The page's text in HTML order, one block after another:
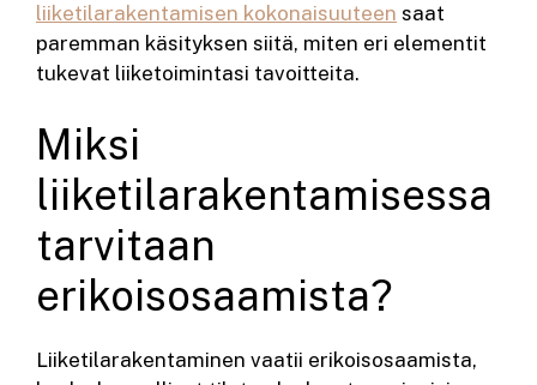
liiketilarakentamisen kokonaisuuteen saat
paremman käsityksen siitä, miten eri elementit
tukevat liiketoimintasi tavoitteita.
Miksi
liiketilarakentamisessa
tarvitaan
erikoisosaamista?
Liiketilarakentaminen vaatii erikoisosaamista,